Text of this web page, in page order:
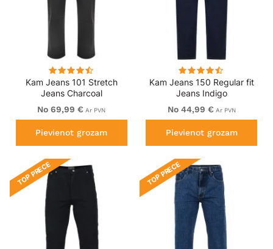
Kam Jeans 101 Stretch
Jeans Charcoal
No 69,99 € Ar PVN
Pievienot grozam
Kam Jeans 150 Regular fit
Jeans Indigo
No 44,99 € Ar PVN
Pievienot grozam
TOP PRECE TOP PRECE